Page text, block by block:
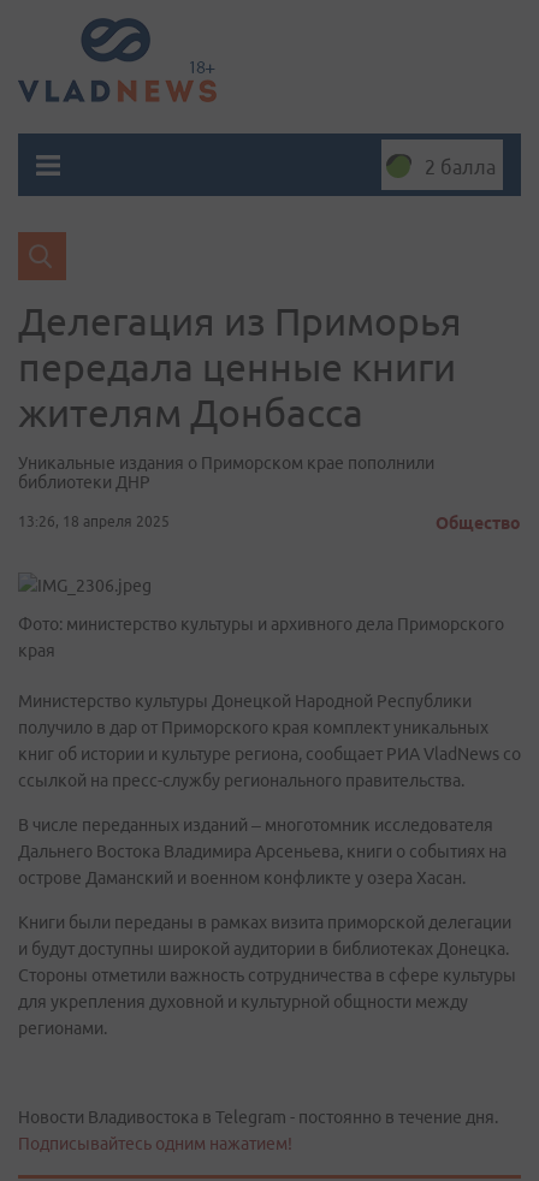
2 балла
Делегация из Приморья
передала ценные книги
жителям Донбасса
Уникальные издания о Приморском крае пополнили
библиотеки ДНР
13:26, 18 апреля 2025 Общество
Фото: министерство культуры и архивного дела Приморского
края
Министерство культуры Донецкой Народной Республики
получило в дар от Приморского края комплект уникальных
книг об истории и культуре региона, сообщает РИА VladNews со
ссылкой на пресс-службу регионального правительства.
В числе переданных изданий – многотомник исследователя
Дальнего Востока Владимира Арсеньева, книги о событиях на
острове Даманский и военном конфликте у озера Хасан.
Книги были переданы в рамках визита приморской делегации
и будут доступны широкой аудитории в библиотеках Донецка.
Стороны отметили важность сотрудничества в сфере культуры
для укрепления духовной и культурной общности между
регионами.
Новости Владивостока в Telegram - постоянно в течение дня.
Подписывайтесь одним нажатием!